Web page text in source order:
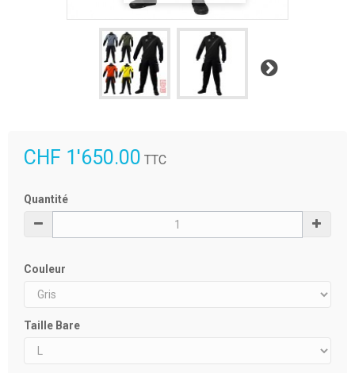
Suivant
CHF 1'650.00 TTC
Quantité
Couleur
Taille Bare